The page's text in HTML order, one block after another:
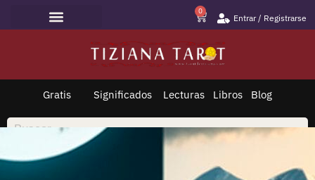
0
Entrar / Registrarse
Gratis Significados Lecturas Libros Blog